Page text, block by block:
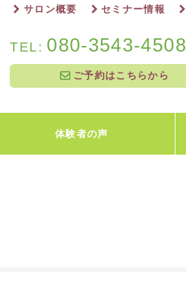
サロン概要 セミナー情報
TEL: 080-3543-4508
ご予約はこちらから
体験者の声